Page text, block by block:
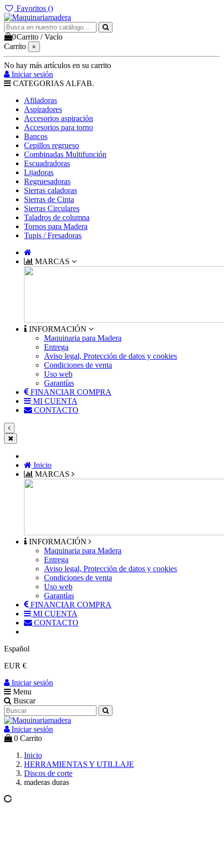
Favoritos ()
0Carrito /Vacío
Carrito
×
No hay más artículos en su carrito
Iniciar sesión
CATEGORIAS ALFAB.
Afiladoras
Aspiradores
Accesorios aspiración
Accesorios para torno
Bancos
Cepillos regrueso
Combinadas Multifunción
Escuadradoras
Lijadoras
Regruesadoras
Sierras caladoras
Sierras de Cinta
Sierras Circulares
Taladros de columna
Tornos para Madera
Tupis / Fresadoras
MARCAS
INFORMACIÓN
Maquinaria para Madera
Entrega
Aviso legal, Protección de datos y cookies
Condiciones de venta
Uso web
Garantías
FINANCIAR COMPRA
MI CUENTA
CONTACTO
Inicio
MARCAS
INFORMACIÓN
Maquinaria para Madera
Entrega
Aviso legal, Protección de datos y cookies
Condiciones de venta
Uso web
Garantías
FINANCIAR COMPRA
MI CUENTA
CONTACTO
Español
EUR €
Iniciar sesión
Menu
Buscar
Iniciar sesión
0 Carrito
Inicio
HERRAMIENTAS Y UTILLAJE
Discos de corte
maderas duras